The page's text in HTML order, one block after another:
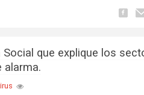
Social que explique los
alarma.